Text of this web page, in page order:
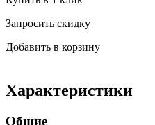
Запросить скидку
Добавить в корзину
Характеристики
Общие